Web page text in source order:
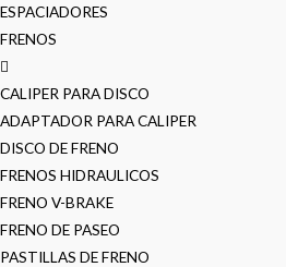
ESPACIADORES
FRENOS
CALIPER PARA DISCO
ADAPTADOR PARA CALIPER
DISCO DE FRENO
FRENOS HIDRAULICOS
FRENO V-BRAKE
FRENO DE PASEO
PASTILLAS DE FRENO